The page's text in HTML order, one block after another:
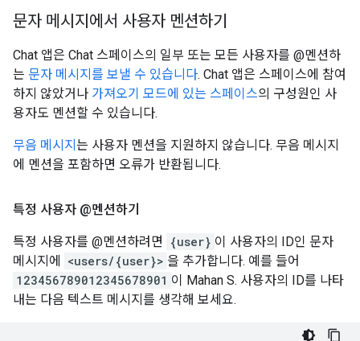
문자 메시지에서 사용자 멘션하기
Chat 앱은 Chat 스페이스의 일부 또는 모든 사용자를 @멘션하
는 문자 메시지를 보낼 수 있습니다. Chat 앱은 스페이스에 참여
하지 않았거나 가져오기 모드에 있는 스페이스의 구성원인 사
용자도 멘션할 수 있습니다.
무음 메시지 는 사용자 멘션을 지원하지 않습니다. 무음 메시지
에 멘션을 포함하면 오류가 반환됩니다.
특정 사용자 @멘션하기
특정 사용자를 @멘션하려면 {user} 이 사용자의 ID인 문자
메시지에
<users/{user}> 을 추가합니다. 예를 들어
123456789012345678901 이 Mahan S. 사용자의 ID를 나타
내는 다음 텍스트 메시지를 생각해 보세요.